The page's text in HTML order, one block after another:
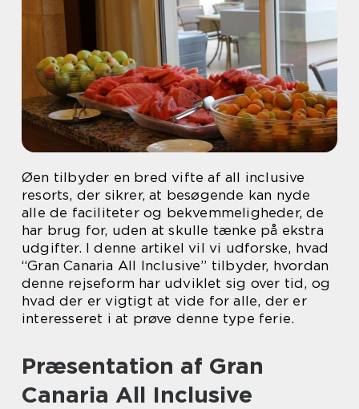
Øen tilbyder en bred vifte af all inclusive
resorts, der sikrer, at besøgende kan nyde
alle de faciliteter og bekvemmeligheder, de
har brug for, uden at skulle tænke på ekstra
udgifter. I denne artikel vil vi udforske, hvad
“Gran Canaria All Inclusive” tilbyder, hvordan
denne rejseform har udviklet sig over tid, og
hvad der er vigtigt at vide for alle, der er
interesseret i at prøve denne type ferie.
Præsentation af Gran
Canaria All Inclusive